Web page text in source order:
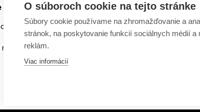
na splátky
Všetko
O súboroch cookie na tejto stránke
Súbory cookie používame na zhromažďovanie a
stránok, na poskytovanie funkcií sociálnych médií a
reklám.
Viac informácií